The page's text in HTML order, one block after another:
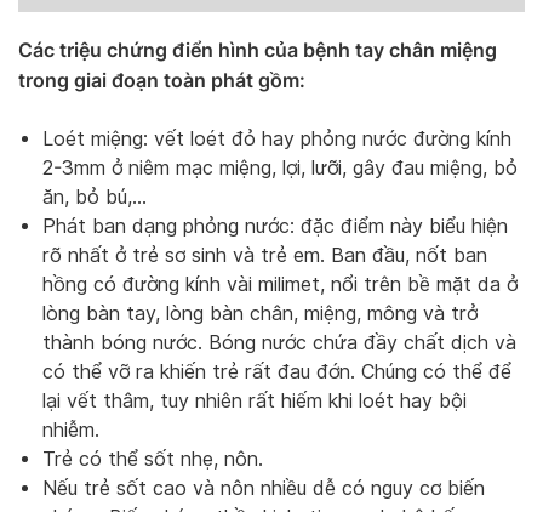
Các triệu chứng điển hình của bệnh tay chân miệng
trong giai đoạn toàn phát gồm:
Loét miệng: vết loét đỏ hay phỏng nước đường kính
2-3mm ở niêm mạc miệng, lợi, lưỡi, gây đau miệng, bỏ
ăn, bỏ bú,…
Phát ban dạng phỏng nước: đặc điểm này biểu hiện
rõ nhất ở trẻ sơ sinh và trẻ em. Ban đầu, nốt ban
hồng có đường kính vài milimet, nổi trên bề mặt da ở
lòng bàn tay, lòng bàn chân, miệng, mông và trở
thành bóng nước. Bóng nước chứa đầy chất dịch và
có thể vỡ ra khiến trẻ rất đau đớn. Chúng có thể để
lại vết thâm, tuy nhiên rất hiếm khi loét hay bội
nhiễm.
Trẻ có thể sốt nhẹ, nôn.
Nếu trẻ sốt cao và nôn nhiều dễ có nguy cơ biến